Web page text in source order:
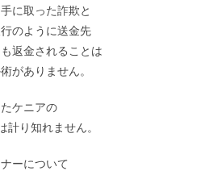
に取った詐欺と
のように送金先
返金されることは
がありません。
ケニアの
り知れません。
ーについて